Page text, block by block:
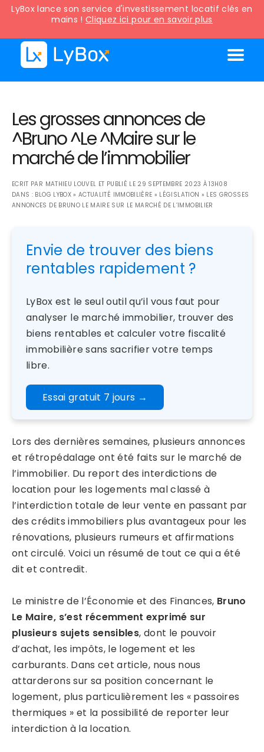
LyBox lance son service d'investissement locatif clés en
mains ! Cliquez ici pour en savoir plus
Les grosses annonces de
^Bruno ^Le ^Maire sur le
marché de l’immobilier
ECRIT PAR MATHIEU LOUVEL ET PUBLIÉ LE 29 SEPTEMBRE 2023 À 13H08
DANS : BLOG LYBOX»ACTUALITÉ IMMOBILIÈRE » LÉGISLATION » LES GROSSES
ANNONCES DE BRUNO LE MAIRE SUR LE MARCHÉ DE L’IMMOBILIER
Envie de trouver des biens
rentables rapidement ?
LyBox est le seul outil qu’il vous faut pour
analyser le marché immobilier, trouver des
biens rentables et calculer votre fiscalité
immobilière sans sacrifier votre temps
libre.
Essai gratuit 7 jours →
Lors des dernières semaines, plusieurs annonces
et rétropédalage ont été faits sur le marché de
l’immobilier. Du report des interdictions de
location pour les logements mal classé à
l’interdiction totale de leur vente en passant par
des crédits immobiliers plus avantageux pour les
rénovations, plusieurs rumeurs et affirmations
ont circulé. Voici un résumé de tout ce qui a été
dit et contredit.
Le ministre de l’Économie et des Finances, Bruno
Le Maire, s’est récemment exprimé sur
plusieurs sujets sensibles, dont le pouvoir
d’achat, les impôts, le logement et les
carburants. Dans cet article, nous nous
attarderons sur sa position concernant le
logement, plus particulièrement les « passoires
thermiques » et la possibilité de reporter leur
interdiction à la location.